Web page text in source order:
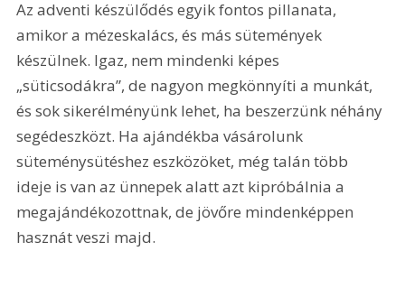
Az adventi készülődés egyik fontos pillanata,
amikor a mézeskalács, és más sütemények
készülnek. Igaz, nem mindenki képes
„süticsodákra”, de nagyon megkönnyíti a munkát,
és sok sikerélményünk lehet, ha beszerzünk néhány
segédeszközt. Ha ajándékba vásárolunk
süteménysütéshez eszközöket, még talán több
ideje is van az ünnepek alatt azt kipróbálnia a
megajándékozottnak, de jövőre mindenképpen
hasznát veszi majd.